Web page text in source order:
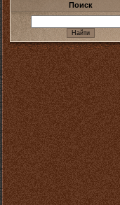
Поиск